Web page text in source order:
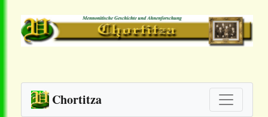
Chortitza